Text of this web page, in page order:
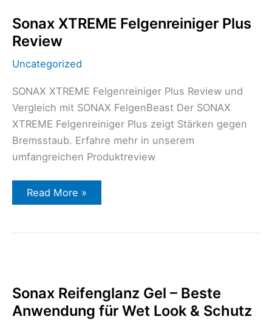
Sonax XTREME Felgenreiniger Plus
Review
Uncategorized
SONAX XTREME Felgenreiniger Plus Review und
Vergleich mit SONAX FelgenBeast Der SONAX
XTREME Felgenreiniger Plus zeigt Stärken gegen
Bremsstaub. Erfahre mehr in unserem
umfangreichen Produktreview
Sonax
XTREME
Felgenreiniger
Plus
Review
Read More »
Sonax Reifenglanz Gel – Beste
Anwendung für Wet Look & Schutz
Beste
Anwendung
für